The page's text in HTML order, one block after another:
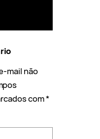
mail não
com*